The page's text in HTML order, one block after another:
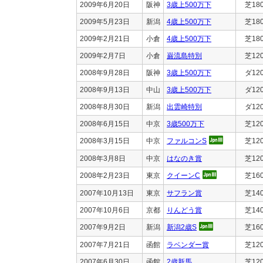
2009年6月20日 阪神 3歳上500万下 芝
2009年5月23日 新潟 4歳上500万下 芝
2009年2月21日 小倉 4歳上500万下 芝
2009年2月7日 小倉 巌流島特別 芝
2008年9月28日 阪神 3歳上500万下 ダ
2008年9月13日 中山 3歳上500万下 ダ
2008年8月30日 新潟 出雲崎特別 ダ
2008年6月15日 中京 3歳500万下 芝
2008年3月15日 中京 ファルコンS 芝
2008年3月8日 中京 はなのき賞 芝
2008年2月23日 東京 クイーンC 芝
2007年10月13日 東京 サフラン賞 芝
2007年10月6日 京都 りんどう賞 芝
2007年9月2日 新潟 新潟2歳S 芝
2007年7月21日 函館 ラベンダー賞 芝